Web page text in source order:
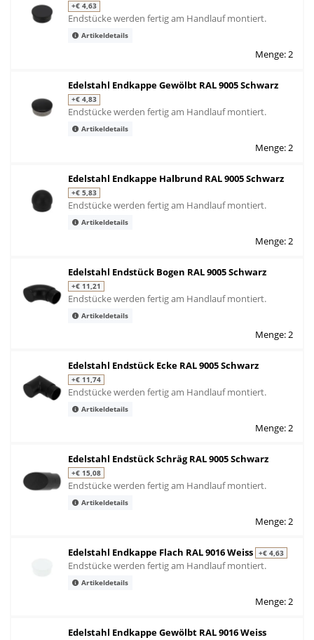
+€ 4,63
Endstücke werden fertig am Handlauf montiert.
Artikeldetails
Menge: 2
Edelstahl Endkappe Gewölbt RAL 9005 Schwarz
+€ 4,83
Endstücke werden fertig am Handlauf montiert.
Artikeldetails
Menge: 2
Edelstahl Endkappe Halbrund RAL 9005 Schwarz
+€ 5,83
Endstücke werden fertig am Handlauf montiert.
Artikeldetails
Menge: 2
Edelstahl Endstück Bogen RAL 9005 Schwarz
+€ 11,21
Endstücke werden fertig am Handlauf montiert.
Artikeldetails
Menge: 2
Edelstahl Endstück Ecke RAL 9005 Schwarz
+€ 11,74
Endstücke werden fertig am Handlauf montiert.
Artikeldetails
Menge: 2
Edelstahl Endstück Schräg RAL 9005 Schwarz
+€ 15,08
Endstücke werden fertig am Handlauf montiert.
Artikeldetails
Menge: 2
Edelstahl Endkappe Flach RAL 9016 Weiss +€ 4,63
Endstücke werden fertig am Handlauf montiert.
Artikeldetails
Menge: 2
Edelstahl Endkappe Gewölbt RAL 9016 Weiss